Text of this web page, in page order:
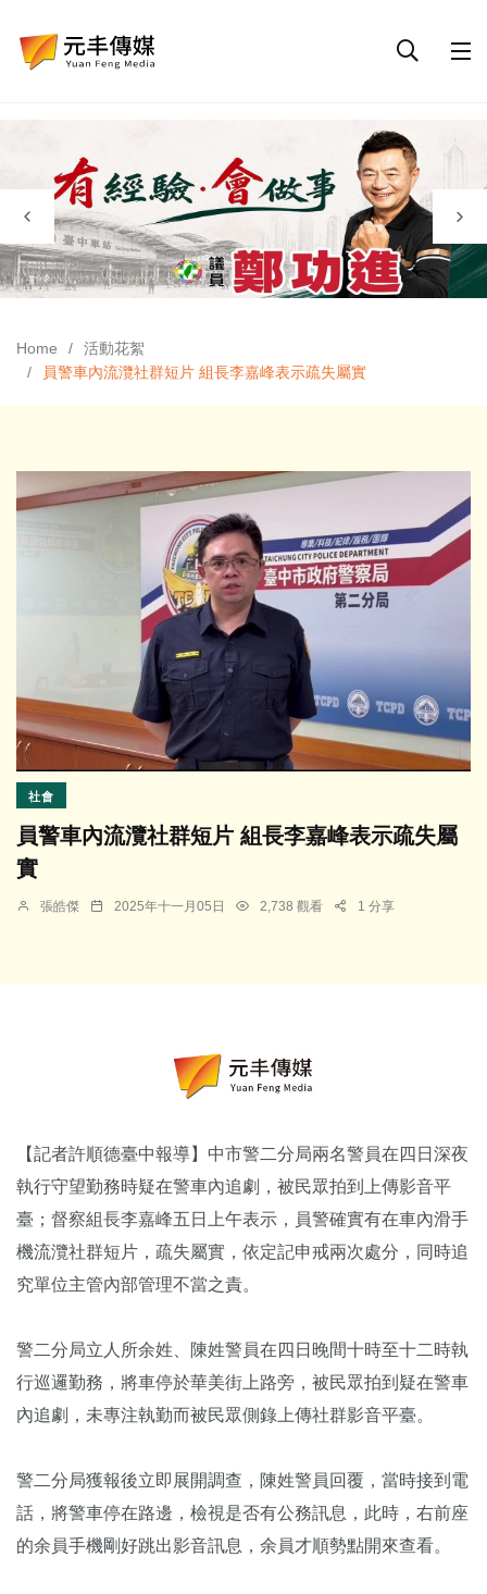
Home
活動花絮
員警車內流灠社群短片 組長李嘉峰表示疏失屬實
社會
員警車內流灠社群短片 組長李嘉峰表示疏失屬
實
張皓傑 2025年十一月05日 2,738 觀看 1 分享
【記者許順德臺中報導】中市警二分局兩名警員在四日深夜
執行守望勤務時疑在警車內追劇，被民眾拍到上傳影音平
臺；督察組長李嘉峰五日上午表示，員警確實有在車內滑手
機流灠社群短片，疏失屬實，依定記申戒兩次處分，同時追
究單位主管內部管理不當之責。
警二分局立人所余姓、陳姓警員在四日晚間十時至十二時執
行巡邏勤務，將車停於華美街上路旁，被民眾拍到疑在警車
內追劇，未專注執勤而被民眾側錄上傳社群影音平臺。
警二分局獲報後立即展開調查，陳姓警員回覆，當時接到電
話，將警車停在路邊，檢視是否有公務訊息，此時，右前座
的余員手機剛好跳出影音訊息，余員才順勢點開來查看。